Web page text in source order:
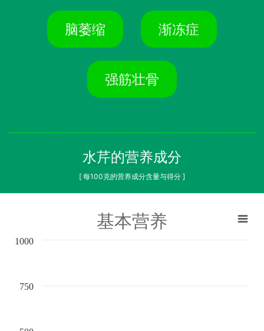
脑萎缩 渐冻症
强筋壮骨
水芹的营养成分
[ 每100克的营养成分含量与得分 ]
基本营养
750
1000